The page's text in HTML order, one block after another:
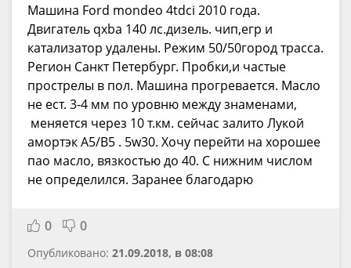
Машина Ford mondeo 4tdci 2010 года.
Двигатель qxba 140 лс.дизель. чип,егр и
катализатор удалены. Режим 50/50город трасса.
Регион Санкт Петербург. Пробки,и частые
прострелы в пол. Машина прогревается. Масло
не ест. 3-4 мм по уровню между знаменами,
меняется через 10 т.км. сейчас залито Лукой
амортэк A5/B5 . 5w30. Хочу перейти на хорошее
пао масло, вязкостью до 40. С нижним числом
не определился. Заранее благодарю
0 0
Опубликовано: 21.09.2018, в 08:08